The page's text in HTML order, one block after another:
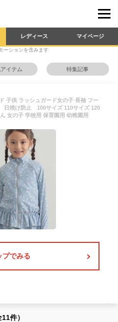
レディース マイページ
ーションを含みます
アイテム 特集記事
子供 ラッシュガード女の子 長袖 フー
日焼け防止 100サイズ 110サイズ 120
女の子 学校用 保育園用 幼稚園用
プでみる
11件）